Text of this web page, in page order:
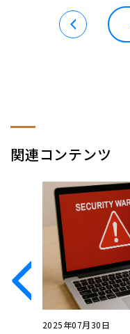
関連コンテンツ
2025年07月30日